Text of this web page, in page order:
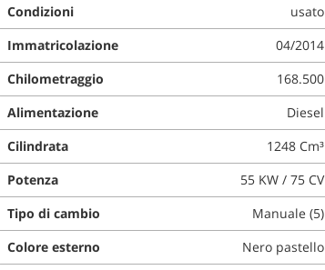
Condizioni
usato
Immatricolazione
04/2014
Chilometraggio
168.500
Alimentazione
Diesel
Cilindrata
1248 Cm³
Potenza
55 KW / 75 CV
Tipo di cambio
Manuale (5)
Colore esterno
Nero pastello